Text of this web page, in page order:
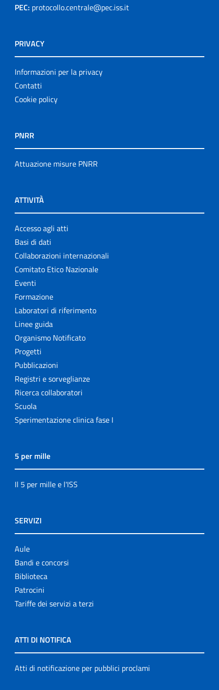
PEC: protocollo.centrale@pec.iss.it
PRIVACY
Informazioni per la privacy
Contatti
Cookie policy
PNRR
Attuazione misure PNRR
ATTIVITÀ
Accesso agli atti
Basi di dati
Collaborazioni internazionali
Comitato Etico Nazionale
Eventi
Formazione
Laboratori di riferimento
Linee guida
Organismo Notificato
Progetti
Pubblicazioni
Registri e sorveglianze
Ricerca collaboratori
Scuola
Sperimentazione clinica fase I
5 per mille
Il 5 per mille e l'ISS
SERVIZI
Aule
Bandi e concorsi
Biblioteca
Patrocini
Tariffe dei servizi a terzi
ATTI DI NOTIFICA
Atti di notificazione per pubblici proclami